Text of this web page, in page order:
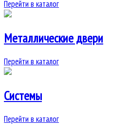
Перейти в каталог
Металлические двери
Перейти в каталог
Системы
Перейти в каталог